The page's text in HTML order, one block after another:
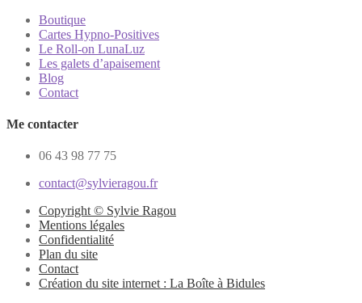
Boutique
Cartes Hypno-Positives
Le Roll-on LunaLuz
Les galets d’apaisement
Blog
Contact
Me contacter
06 43 98 77 75
contact@sylvieragou.fr
Copyright © Sylvie Ragou
Mentions légales
Confidentialité
Plan du site
Contact
Création du site internet : La Boîte à Bidules